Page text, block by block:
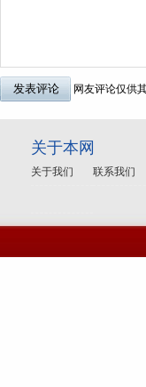
网友评论仅供
关于本网
关于我们 联系我们